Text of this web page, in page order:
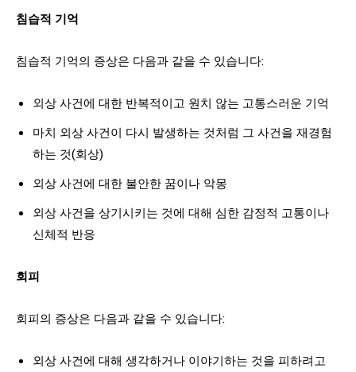
침습적 기억
침습적 기억의 증상은 다음과 같을 수 있습니다:
외상 사건에 대한 반복적이고 원치 않는 고통스러운 기억
마치 외상 사건이 다시 발생하는 것처럼 그 사건을 재경험
하는 것(회상)
외상 사건에 대한 불안한 꿈이나 악몽
외상 사건을 상기시키는 것에 대해 심한 감정적 고통이나
신체적 반응
회피
회피의 증상은 다음과 같을 수 있습니다:
외상 사건에 대해 생각하거나 이야기하는 것을 피하려고